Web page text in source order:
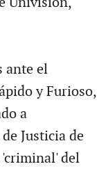
ante el
y Furioso,
a
Justicia de
del